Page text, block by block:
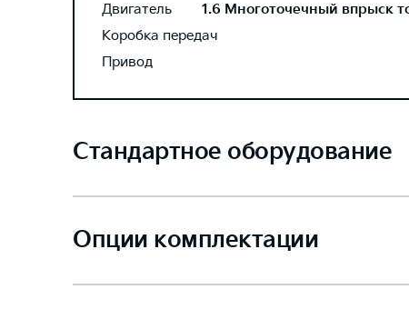
Двигатель
1.6 Многоточечный впрыск
Коробка передач
Привод
Стандартное оборудование
Опции комплектации